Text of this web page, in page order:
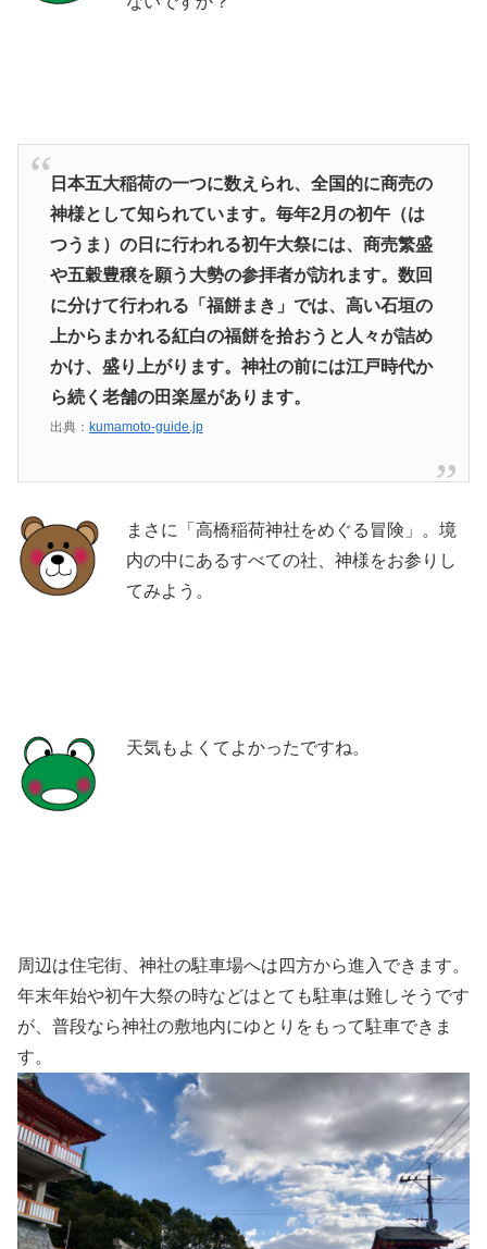
日本五大稲荷の一つに数えられ、全国的に商売の
神様として知られています。毎年2月の初午（は
つうま）の日に行われる初午大祭には、商売繁盛
や五穀豊穣を願う大勢の参拝者が訪れます。数回
に分けて行われる「福餅まき」では、高い石垣の
上からまかれる紅白の福餅を拾おうと人々が詰め
かけ、盛り上がります。神社の前には江戸時代か
ら続く老舗の田楽屋があります。
出典： kumamoto-guide.jp
まさに「高橋稲荷神社をめぐる冒険」。境
内の中にあるすべての社、神様をお参りし
てみよう。
天気もよくてよかったですね。
周辺は住宅街、神社の駐車場へは四方から進入できます。
年末年始や初午大祭の時などはとても駐車は難しそうです
が、普段なら神社の敷地内にゆとりをもって駐車できま
す。